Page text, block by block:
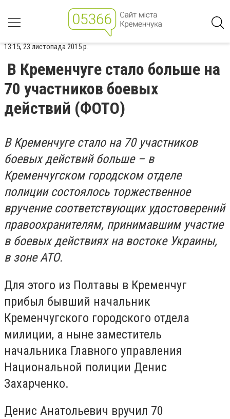
13:15, 23 листопада 2015 р.
В Кременчуге стало больше на
70 участников боевых
действий (ФОТО)
В Кременчуге стало на 70 участников
боевых действий больше – в
Кременчугском городском отделе
полиции состоялось торжественное
вручение соответствующих удостоверений
правоохранителям, принимавшим участие
в боевых действиях на востоке Украины,
в зоне АТО.
Для этого из Полтавы в Кременчуг
прибыл бывший начальник
Кременчугского городского отдела
милиции, а ныне заместитель
начальника Главного управления
Национальной полиции Денис
Захарченко.
Денис Анатольевич вручил 70